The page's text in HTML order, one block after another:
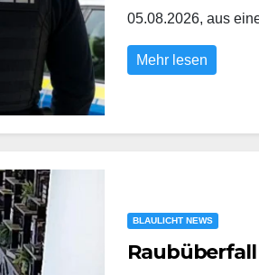
05.08.2026, aus
Mehr lesen
BLAULICHT NEWS